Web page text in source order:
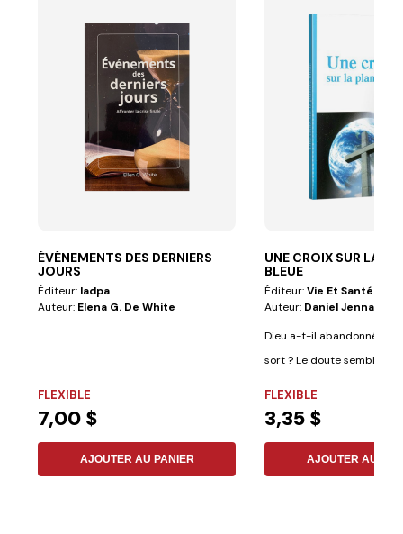
ÉVÉNEMENTS DES DERNIERS
JOURS
Éditeur: Iadpa
Auteur: Elena G. De White
FLEXIBLE
7,00 $
AJOUTER AU PANIER
UNE CROIX SUR LA
BLEUE
Éditeur:Vie Et Santé
Auteur: Daniel Jennah
Dieu a-t-il abandonné
sort ? Le doute semble
FLEXIBLE
3,35 $
AJOUTER AU